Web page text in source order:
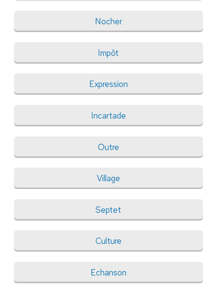
Nocher
Impôt
Expression
Incartade
Outre
Village
Septet
Culture
Echanson